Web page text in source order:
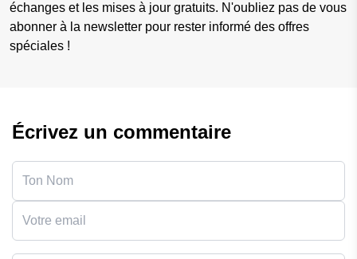
échanges et les mises à jour gratuits. N'oubliez pas de vous
abonner à la newsletter pour rester informé des offres
spéciales !
Écrivez un commentaire